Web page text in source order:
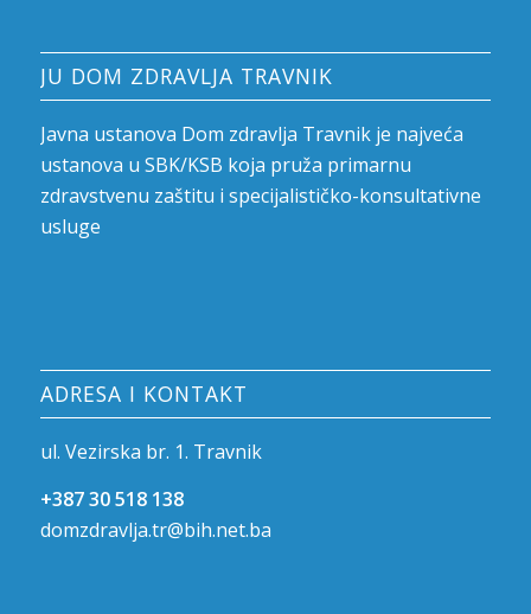
JU DOM ZDRAVLJA TRAVNIK
Javna ustanova Dom zdravlja Travnik je najveća
ustanova u SBK/KSB koja pruža primarnu
zdravstvenu zaštitu i specijalističko-konsultativne
usluge
ADRESA I KONTAKT
ul. Vezirska br. 1. Travnik
+387 30 518 138
domzdravlja.tr@bih.net.ba